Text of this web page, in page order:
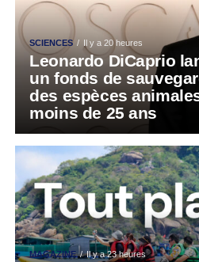
SCIENCES Il y a 20 heures
Leonardo DiCaprio
un fonds de
des espèces
moins de 25 ans
MAGAZINE Il y a 23 heures